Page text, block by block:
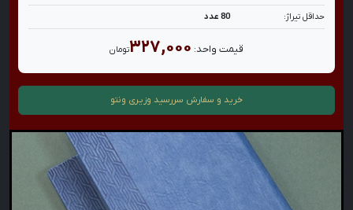
حداقل تیراژ: 80 عدد
قیمت واحد: ۳۲۷,۰۰۰تومان
خرید و سفارش سررسید وزیری ونتو